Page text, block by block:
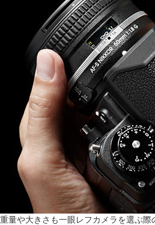
重量や大きさも一眼レフカメラを選ぶ